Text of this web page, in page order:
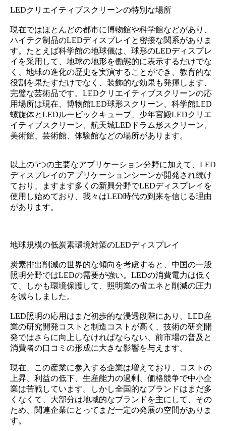
LEDクリエイティブスクリーンの特別な場所
現在ではほとんどの都市に博物館や科学館などがあり、
ハイテク制品のLEDディスプレイと密接な関系がありま
す。たとえば科学館の地球儀は、球形のLEDディスプレ
イを采用して、地球の地形を働態的に表示するだけでな
く、地球の進化の歴史を実演することができ、教育的な
役割を果たすだけでなく、装飾的な効果も発揮します、
完璧な芸術品です。LEDクリエイティブスクリーンの応
用場所は現在、博物館LED球形スクリーン、科学館LED
螺旋体とLEDルービックキューブ、少年宮殿LEDクリエ
イティブスクリーン、航天城LEDドラム形スクリーン、
美術館、芸術館、体験館などの場所があります。
以上の5つの主要なアプリケーション分野に加えて、LED
ディスプレイのアプリケーションシーンが開発され続け
ており、ますます多くの新興分野でLEDディスプレイを
使用し始めており、我々はLED時代の到来を信じる理由
があります。
地球規模の低炭素環境対策のLEDディスプレイ
炭素排出削減の世界的な傾向を考慮すると、中国の一般
照明分野ではLEDの需要が強い。LEDの消費電力は低く
て、しかも環境保護して、照明業の省エネと削減の圧力
を減らしました。
LED照明の応用はまだ初歩的な浸透段階にあり、LED産
業の研究開発コストと制造コストが高く、技術の研究開
発ではさらに向上しなければならない、前市場の普及と
消費者の口コミの形成に大きな影響を与えます。
現在、この産業に参入する企業は増えており、コストの
上昇、利益の低下、生産能力の過剰、価格競争で中小企
業は苦戦しています。しかし全国的なブランドはまだ多
くなくて、大部分は地域的なブランドを主にして、その
ため、関連企業にとってまだ一定の発展の空間がありま
す。